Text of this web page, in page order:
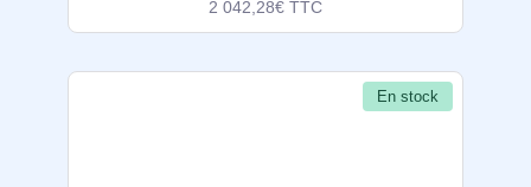
2 042,28€ TTC
En stock